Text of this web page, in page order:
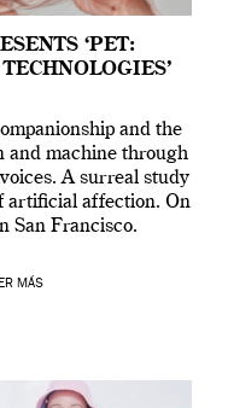
‘PET:
and the
and machine through
A surreal study
artificial affection. On
San Francisco.
MÁS